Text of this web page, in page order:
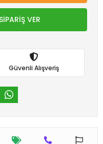
VER
Güvenli Alışveriş